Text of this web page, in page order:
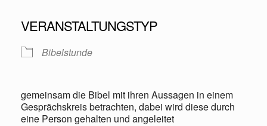
VERANSTALTUNGSTYP
Bibelstunde
gemeinsam die Bibel mit ihren Aussagen in einem
Gesprächskreis betrachten, dabei wird diese durch
eine Person gehalten und angeleitet